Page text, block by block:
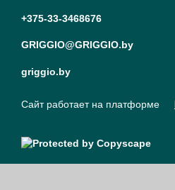
+375-33-3468676
GRIGGIO@GRIGGIO.by
griggio.by
Сайт работает на платформе